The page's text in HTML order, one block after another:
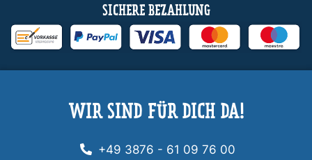
SICHERE BEZAHLUNG
WIR SIND FÜR DICH DA!
+49 3876 - 61 09 76 00